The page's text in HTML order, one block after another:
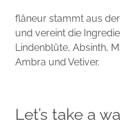
flâneur stammt aus
und vereint die
Lindenblüte, Absinth,
Ambra und Vetiver.
Let’s take a